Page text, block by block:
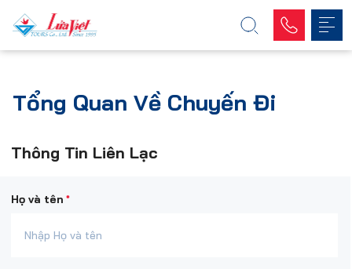
Tổng Quan Về Chuyến Đi
Thông Tin Liên Lạc
Họ và tên *